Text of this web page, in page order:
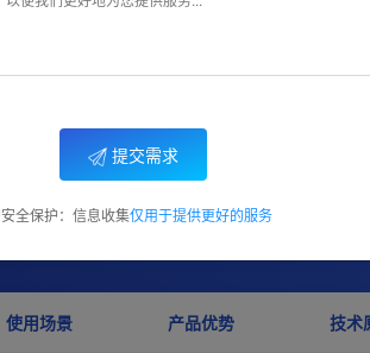
99% 可用性
使用场景 产品优势 技术
提交需求
安全保护：信息收集仅用于提供更好的服务